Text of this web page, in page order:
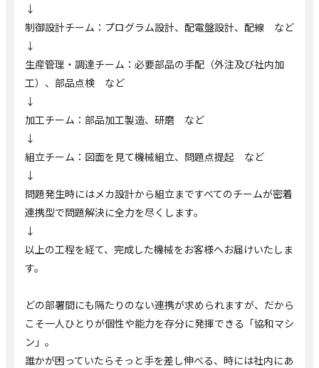
↓
制御設計チーム：プログラム設計、配電盤設計、配線 など
↓
生産管理・調達チーム：必要部品の手配（外注及び社内加
工）、部品点検 など
↓
加工チーム：部品加工製造、研磨 など
↓
組立チーム：図面を見て機械組立、問題点提起 など
↓
問題発生時にはメカ設計から組立まですべてのチームが密着
連携型で問題解決に全力を尽くします。
↓
以上の工程を経て、完成した機械をお客様へお届けいたしま
す。
どの部署間にも隔たりのない連携が求められますが、だから
こそ一人ひとりが個性や能力を存分に発揮できる「協和マシ
ン」。
誰かが困っていたらそっと手を差し伸べる、時には社内にあ